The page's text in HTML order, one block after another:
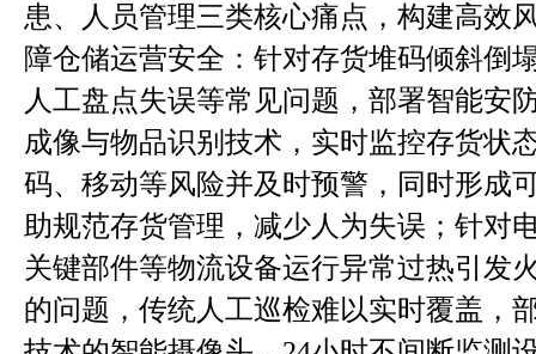
患、人员管理三类核心痛点，构建高效
障仓储运营安全：针对存货堆码倾斜倒
人工盘点失误等常见问题，部署智能安
成像与物品识别技术，实时监控存货状
码、移动等风险并及时预警，同时形成
助规范存货管理，减少人为失误；针对
关键部件等物流设备运行异常过热引发
的问题，传统人工巡检难以实时覆盖，